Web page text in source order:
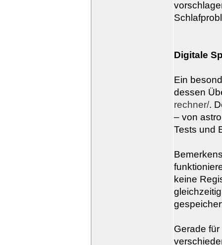
Digitale
Ein
dessen
rechner/.
– von
Tests und
keine
Gerade